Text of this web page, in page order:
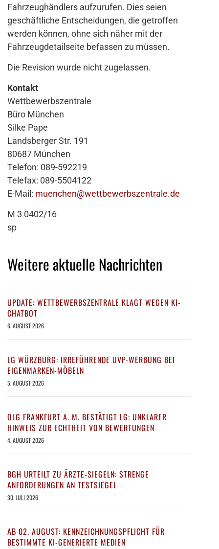
Fahrzeughändlers aufzurufen. Dies seien
geschäftliche Entscheidungen, die getroffen
werden können, ohne sich näher mit der
Fahrzeugdetailseite befassen zu müssen.
Die Revision wurde nicht zugelassen.
Kontakt
Wettbewerbszentrale
Büro München
Silke Pape
Landsberger Str. 191
80687 München
Telefon: 089-592219
Telefax: 089-5504122
E-Mail: muenchen@wettbewerbszentrale.de
M 3 0402/16
sp
Weitere aktuelle Nachrichten
UPDATE: WETTBEWERBSZENTRALE KLAGT WEGEN KI-
CHATBOT
6. AUGUST 2026
LG WÜRZBURG: IRREFÜHRENDE UVP-WERBUNG BEI
EIGENMARKEN-MÖBELN
5. AUGUST 2026
OLG FRANKFURT A. M. BESTÄTIGT LG: UNKLARER
HINWEIS ZUR ECHTHEIT VON BEWERTUNGEN
4. AUGUST 2026
BGH URTEILT ZU ÄRZTE-SIEGELN: STRENGE
ANFORDERUNGEN AN TESTSIEGEL
30. JULI 2026
AB 02. AUGUST: KENNZEICHNUNGSPFLICHT FÜR
BESTIMMTE KI-GENERIERTE MEDIEN